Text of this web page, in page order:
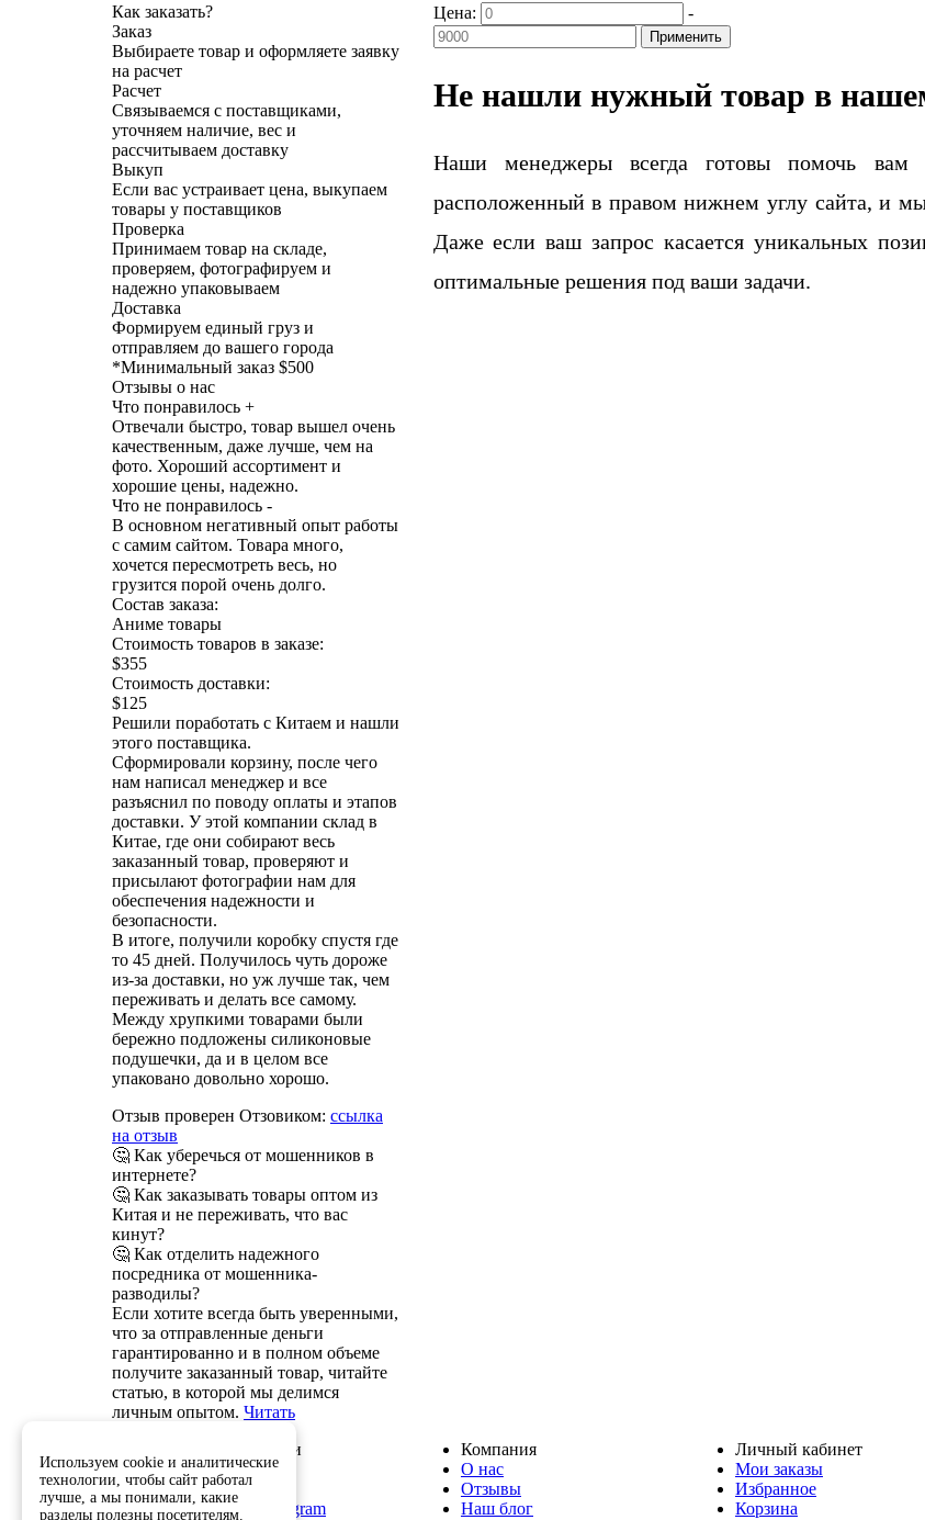
Как заказать?
Заказ
Выбираете товар и оформляете заявку
на расчет
Расчет
Связываемся с поставщиками,
уточняем наличие, вес и
рассчитываем доставку
Выкуп
Если вас устраивает цена, выкупаем
товары у поставщиков
Проверка
Принимаем товар на складе,
проверяем, фотографируем и
надежно упаковываем
Доставка
Формируем единый груз и
отправляем до вашего города
*Минимальный заказ $500
Отзывы о нас
Что понравилось +
Отвечали быстро, товар вышел очень
качественным, даже лучше, чем на
фото. Хороший ассортимент и
хорошие цены, надежно.
Что не понравилось -
В основном негативный опыт работы
с самим сайтом. Товара много,
хочется пересмотреть весь, но
грузится порой очень долго.
Состав заказа:
Аниме товары
Стоимость товаров в заказе:
$355
Стоимость доставки:
$125
Решили поработать с Китаем и нашли
этого поставщика.
Сформировали корзину, после чего
нам написал менеджер и все
разъяснил по поводу оплаты и этапов
доставки. У этой компании склад в
Китае, где они собирают весь
заказанный товар, проверяют и
присылают фотографии нам для
обеспечения надежности и
безопасности.
В итоге, получили коробку спустя где
то 45 дней. Получилось чуть дороже
из-за доставки, но уж лучше так, чем
переживать и делать все самому.
Между хрупкими товарами были
бережно подложены силиконовые
подушечки, да и в целом все
упаковано довольно хорошо.
Отзыв проверен Отзовиком: ссылка
на отзыв
🤔 Как уберечься от мошенников в
интернете?
🤔 Как заказывать товары оптом из
Китая и не переживать, что вас
кинут?
🤔 Как отделить надежного
посредника от мошенника-
разводилы?
Если хотите всегда быть уверенными,
что за отправленные деньги
гарантированно и в полном объеме
получите заказанный товар, читайте
статью, в которой мы делимся
личным опытом. Читать
Цена: -
Применить
Не нашли нужный товар в
Наши менеджеры всегда готовы помочь
расположенный в правом нижнем углу сайта, и
Даже если ваш запрос касается уникальных
оптимальные решения под ваши задачи.
Служба поддержки
8 800 222-82-50
info@optkitai.com
Наш бот в Telegram
Компания
О нас
Отзывы
Наш блог
Личный кабинет
Мои заказы
Избранное
Корзина
Используем cookie и аналитические
технологии, чтобы сайт работал
лучше, а мы понимали, какие
разделы полезны посетителям.